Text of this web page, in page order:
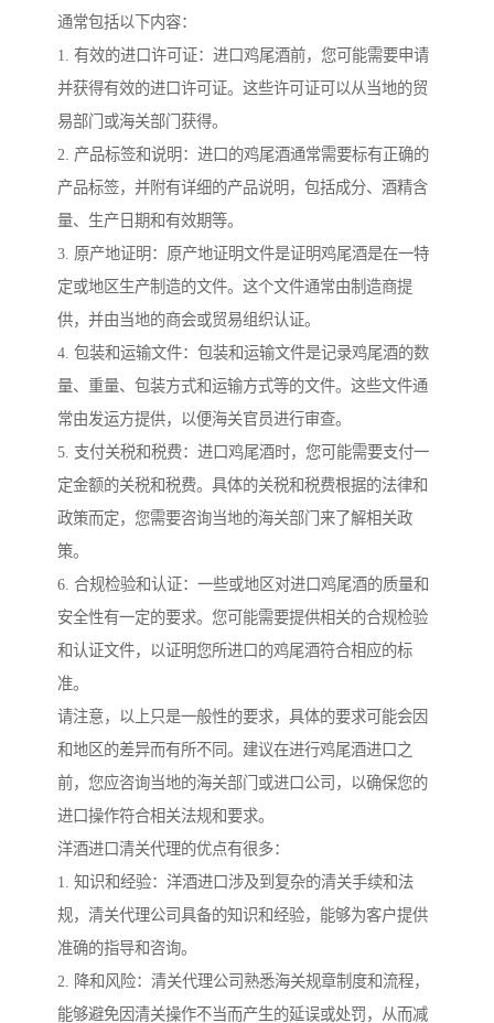
通常包括以下内容：
1. 有效的进口许可证：进口鸡尾酒前，您可能需要申请
并获得有效的进口许可证。这些许可证可以从当地的贸
易部门或海关部门获得。
2. 产品标签和说明：进口的鸡尾酒通常需要标有正确的
产品标签，并附有详细的产品说明，包括成分、酒精含
量、生产日期和有效期等。
3. 原产地证明：原产地证明文件是证明鸡尾酒是在一特
定或地区生产制造的文件。这个文件通常由制造商提
供，并由当地的商会或贸易组织认证。
4. 包装和运输文件：包装和运输文件是记录鸡尾酒的数
量、重量、包装方式和运输方式等的文件。这些文件通
常由发运方提供，以便海关官员进行审查。
5. 支付关税和税费：进口鸡尾酒时，您可能需要支付一
定金额的关税和税费。具体的关税和税费根据的法律和
政策而定，您需要咨询当地的海关部门来了解相关政
策。
6. 合规检验和认证：一些或地区对进口鸡尾酒的质量和
安全性有一定的要求。您可能需要提供相关的合规检验
和认证文件，以证明您所进口的鸡尾酒符合相应的标
准。
请注意，以上只是一般性的要求，具体的要求可能会因
和地区的差异而有所不同。建议在进行鸡尾酒进口之
前，您应咨询当地的海关部门或进口公司，以确保您的
进口操作符合相关法规和要求。
洋酒进口清关代理的优点有很多：
1. 知识和经验：洋酒进口涉及到复杂的清关手续和法
规，清关代理公司具备的知识和经验，能够为客户提供
准确的指导和咨询。
2. 降和风险：清关代理公司熟悉海关规章制度和流程，
能够避免因清关操作不当而产生的延误或处罚，从而减